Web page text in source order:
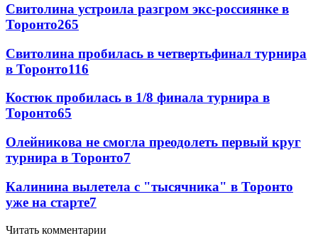
Свитолина устроила разгром экс-россиянке в
Торонто265
Свитолина пробилась в четвертьфинал турнира
в Торонто116
Костюк пробилась в 1/8 финала турнира в
Торонто65
Олейникова не смогла преодолеть первый круг
турнира в Торонто7
Калинина вылетела с "тысячника" в Торонто
уже на старте7
Читать комментарии